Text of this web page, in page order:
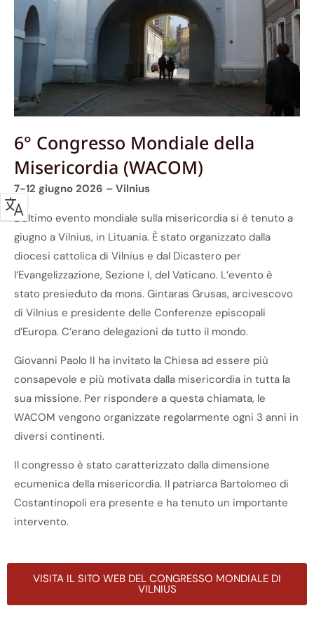
6° Congresso Mondiale della
Misericordia (WACOM)
7-12 giugno 2026 – Vilnius
L’ultimo evento mondiale sulla misericordia si è tenuto a
giugno a Vilnius, in Lituania. È stato organizzato dalla
diocesi cattolica di Vilnius e dal Dicastero per
l’Evangelizzazione, Sezione I, del Vaticano. L’evento è
stato presieduto da mons. Gintaras Grusas, arcivescovo
di Vilnius e presidente delle Conferenze episcopali
d’Europa. C’erano delegazioni da tutto il mondo.
Giovanni Paolo II ha invitato la Chiesa ad essere più
consapevole e più motivata dalla misericordia in tutta la
sua missione. Per rispondere a questa chiamata, le
WACOM vengono organizzate regolarmente ogni 3 anni in
diversi continenti.
Il congresso è stato caratterizzato dalla dimensione
ecumenica della misericordia. Il patriarca Bartolomeo di
Costantinopoli era presente e ha tenuto un importante
intervento.
VISITA IL SITO WEB DEL CONGRESSO MONDIALE DI
VILNIUS